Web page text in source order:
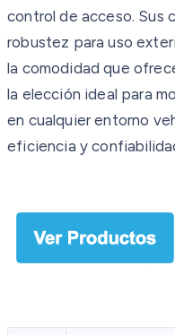
control de acceso. Sus
robustez para uso
la comodidad que
la elección ideal para
en cualquier entorno
eficiencia y